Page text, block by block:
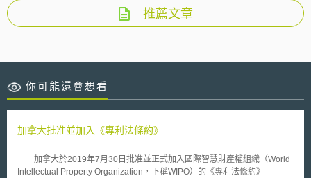
推薦文章
你可能還會想看
加拿大批准並加入《專利法條約》
加拿大於2019年7月30日批准並正式加入國際智慧財產權組織（World
Intellectual Property Organization，下稱WIPO）的《專利法條約》